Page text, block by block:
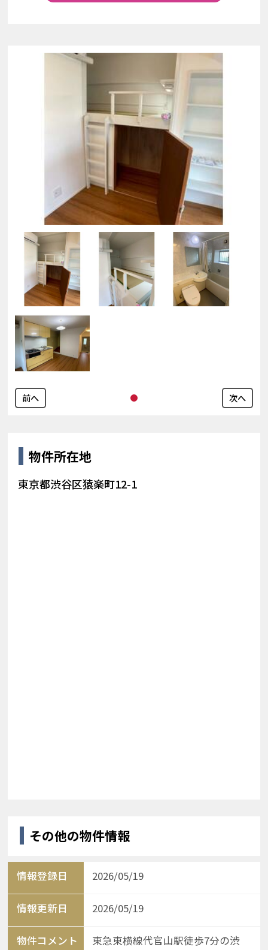
前へ 次へ
物件所在地
東京都渋谷区猿楽町12-1
その他の物件情報
情報登録日 2026/05/19
情報更新日 2026/05/19
物件コメント
東急東横線代官山駅徒歩7分の渋